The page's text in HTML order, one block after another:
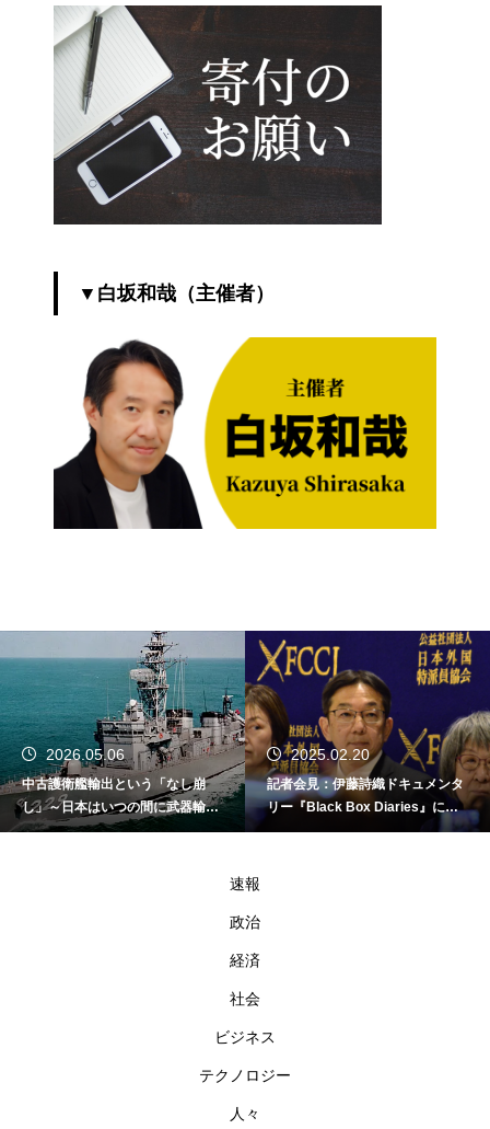
▼白坂和哉（主催者）
2026.05.06
中古護衛艦輸出という「なし崩
し」～日本はいつの間に武器輸出
国家になったのか～
2025.02.20
記者会見：伊藤詩織ドキュメンタ
リー『Black Box Diaries』に対
する倫理的懸念
速報
政治
経済
社会
ビジネス
テクノロジー
人々